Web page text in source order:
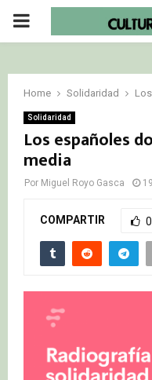
PRIMARY
Home Solidaridad
Solidaridad
Los españoles
media
Por Miguel Royo Gasca
COMPARTIR 0